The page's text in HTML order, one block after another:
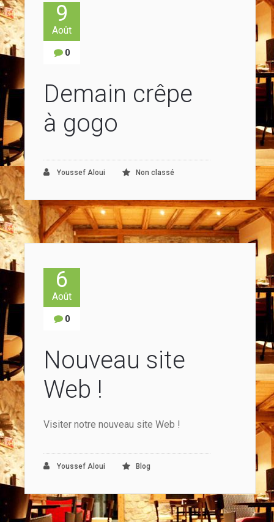
9
Août
0
Demain crêpe
à gogo
Youssef Aloui Non classé
6
Août
0
Nouveau site
Web !
Visiter notre nouveau site Web !
Youssef Aloui Blog